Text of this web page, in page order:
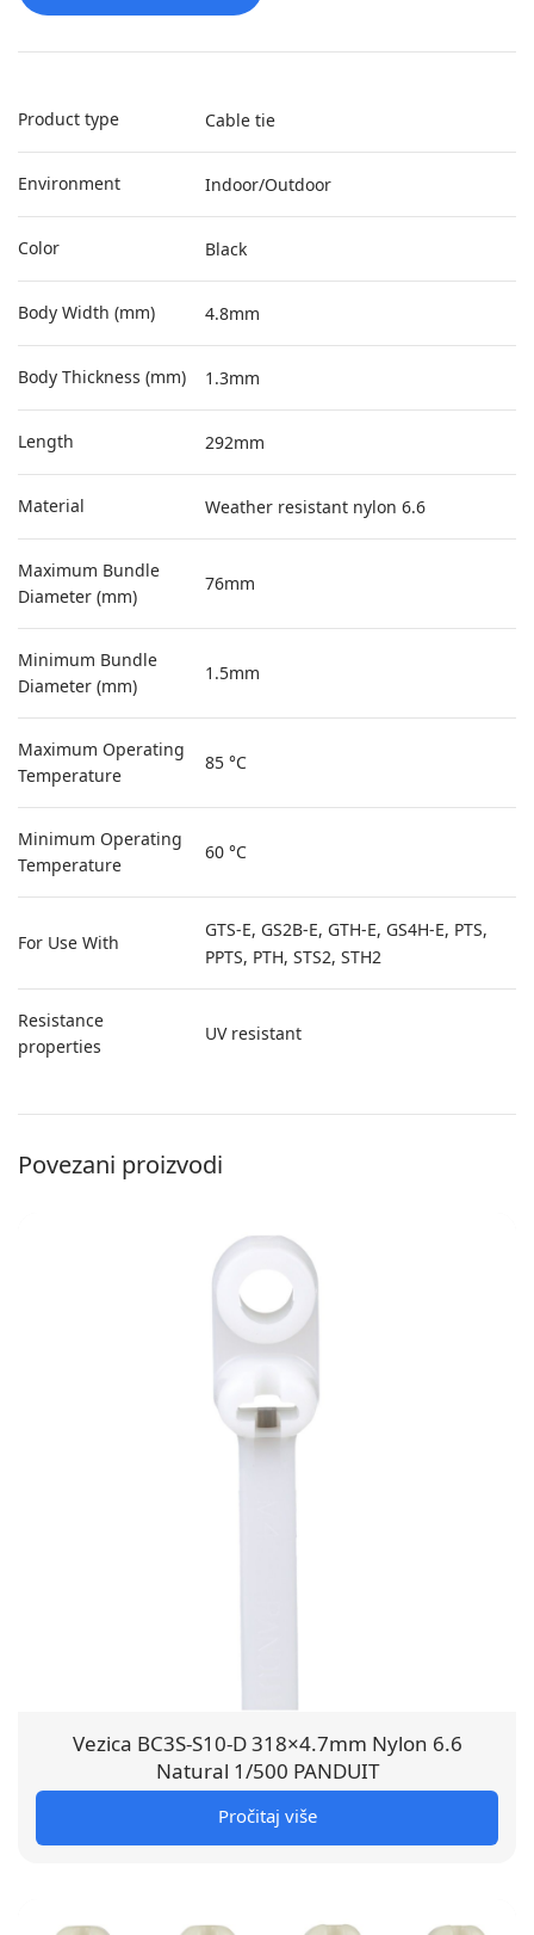
Product type Cable tie
Environment Indoor/Outdoor
Color Black
Body Width (mm) 4.8mm
Body Thickness (mm) 1.3mm
Length 292mm
Material Weather resistant nylon 6.6
Maximum Bundle
Diameter (mm)
76mm
Minimum Bundle
Diameter (mm)
1.5mm
Maximum Operating
Temperature
85 °C
Minimum Operating
Temperature
60 °C
For Use With
GTS-E, GS2B-E, GTH-E, GS4H-E, PTS,
PPTS, PTH, STS2, STH2
Resistance
properties
UV resistant
Povezani proizvodi
Vezica BC3S-S10-D 318×4.7mm Nylon 6.6
Natural 1/500 PANDUIT
Pročitaj više